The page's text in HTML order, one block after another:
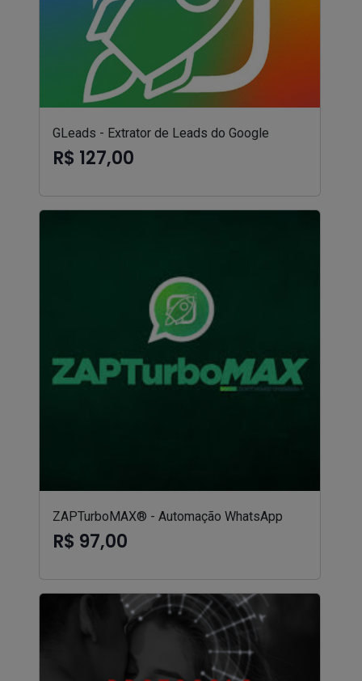
GLeads - Extrator de Leads do Google
R$ 127,00
ZAPTurboMAX® - Automação WhatsApp
R$ 97,00